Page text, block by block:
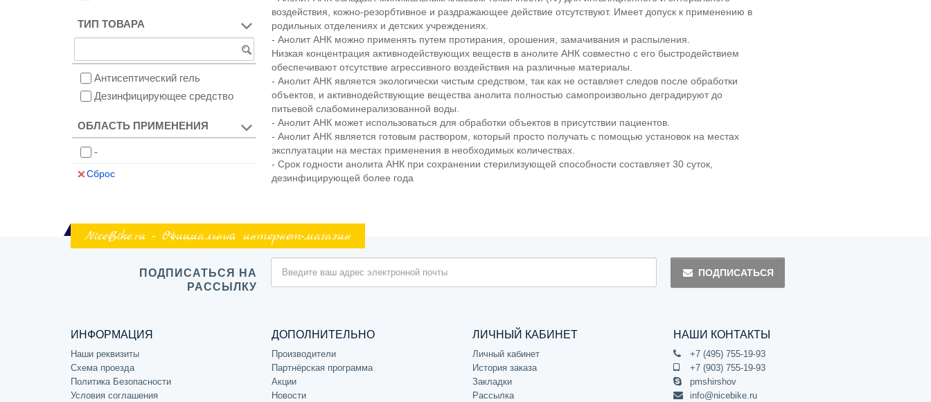
ТИП ТОВАРА
Антисептический гель
Дезинфицирующее средство
ОБЛАСТЬ ПРИМЕНЕНИЯ
-
Сброс
воздействия, кожно-резорбтивное и раздражающее действие отсутствуют. Имеет допуск к применению в
родильных отделениях и детских учреждениях.
- Анолит АНК можно применять путем протирания, орошения, замачивания и распыления.
Низкая концентрация активнодействующих веществ в анолите АНК совместно с его быстродействием
обеспечивают отсутствие агрессивного воздействия на различные материалы.
- Анолит АНК является экологически чистым средством, так как не оставляет следов после обработки
объектов, и активнодействующие вещества анолита полностью самопроизвольно деградируют до
питьевой слабоминерализованной воды.
- Анолит АНК может использоваться для обработки объектов в присутствии пациентов.
- Анолит АНК является готовым раствором, который просто получать с помощью установок на местах
эксплуатации на местах применения в необходимых количествах.
- Срок годности анолита АНК при сохранении стерилизующей способности составляет 30 суток,
дезинфицирующей более года
NiceBike.ru - Официальный интернет-магазин
ПОДПИСАТЬСЯ НА
РАССЫЛКУ
ПОДПИСАТЬСЯ
ИНФОРМАЦИЯ
Наши реквизиты
Схема проезда
Политика Безопасности
Условия соглашения
ДОПОЛНИТЕЛЬНО
Производители
Партнёрская программа
Акции
Новости
ЛИЧНЫЙ КАБИНЕТ
Личный кабинет
История заказа
Закладки
Рассылка
НАШИ КОНТАКТЫ
+7 (495) 755-19-93
+7 (903) 755-19-93
pmshirshov
info@nicebike.ru